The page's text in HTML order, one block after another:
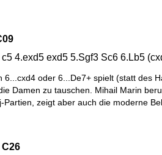
4.exd5 exd5 5.Sgf3 Sc6 6.Lb5
6...cxd4 oder 6...De7+ spielt (statt des
Damen zu tauschen. Mihail Marin
Partien, zeigt aber auch die moderne